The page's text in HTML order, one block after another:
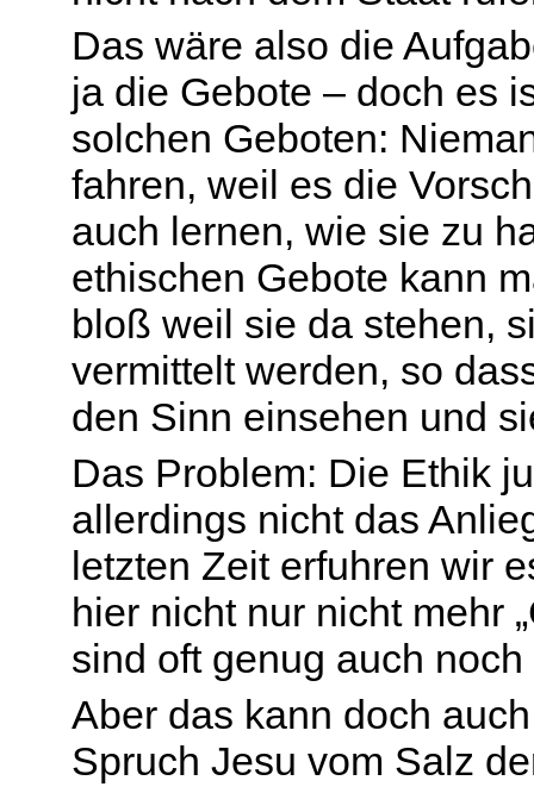
Das wäre also die
ja die Gebote – doch es
solchen Geboten:
fahren, weil es die
auch lernen, wie sie zu
ethischen Gebote kann
bloß weil sie da stehen,
vermittelt werden, so
den Sinn einsehen und
Das Problem: Die Ethik
allerdings nicht das
letzten Zeit erfuhren wir
hier nicht nur nicht mehr
sind oft genug auch noch
Aber das kann doch
Spruch Jesu vom Salz